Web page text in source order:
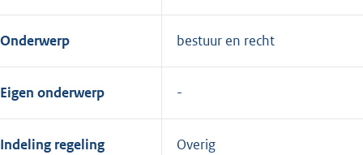
Onderwerp bestuur en recht
Eigen onderwerp
Indeling regeling Overig